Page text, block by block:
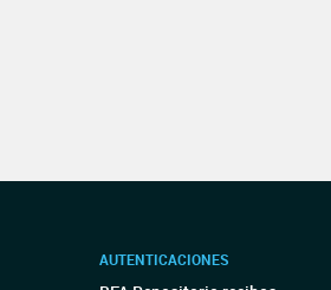
AUTENTICACIONES